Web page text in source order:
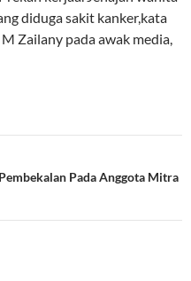
diduga sakit kanker,kata
Zailany pada awak media,
Pada Anggota Mitra